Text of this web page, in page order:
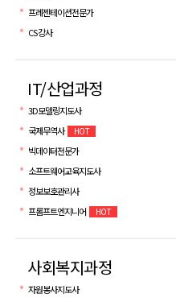
프레젠테이션전문가
CS 강사
IT/산업과정
3D모델링지도사
국제무역사 HOT
빅데이터전문가
소프트웨어교육지도사
정보보호관리사
프롬프트엔지니어
HOT
사회복지과정
자원봉사지도사